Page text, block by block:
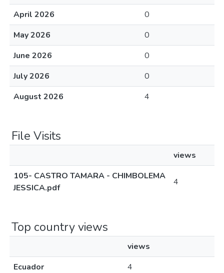
April 2026
0
May 2026
0
June 2026
0
July 2026
0
August 2026
4
File Visits
views
105- CASTRO TAMARA - CHIMBOLEMA
JESSICA.pdf
4
Top country views
views
Ecuador
4